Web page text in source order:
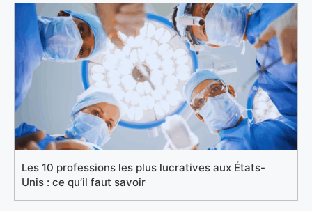
Les 10 professions les plus lucratives aux États-
Unis : ce qu’il faut savoir